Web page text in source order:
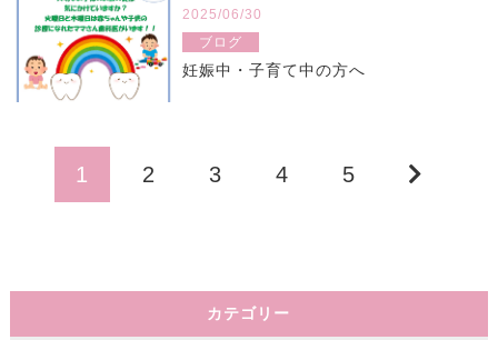
2025/06/30
ブログ
妊娠中・子育て中の方へ
1 2 3 4 5
カテゴリー